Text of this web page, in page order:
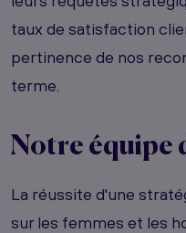
taux de satisfaction
pertinence de nos
terme.
Notre équipe
La réussite d'une
sur les femmes et les